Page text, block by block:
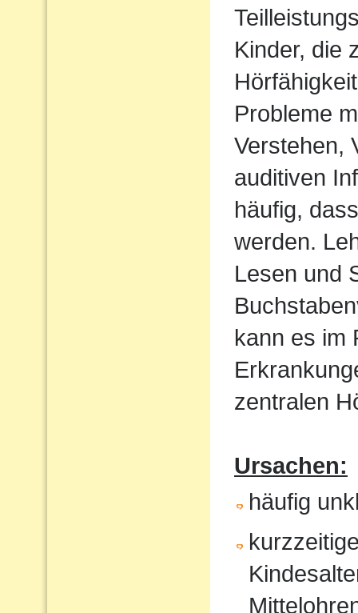
Kinder, die
Probleme
Verstehen,
auditiven
häufig,
werden.
Lesen und
kann es im
zentralen
Ursachen:
häufig